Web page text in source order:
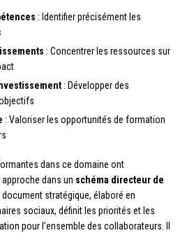
: Identifier précisément les
: Concentrer les ressources sur
: Développer des
: Valoriser les opportunités de formation
dans ce domaine ont
dans un schéma directeur de
document stratégique, élaboré en
sociaux, définit les priorités et les
pour l’ensemble des collaborateurs. Il